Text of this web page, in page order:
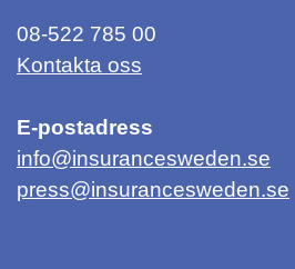
08-522 785 00
Kontakta oss
E-postadress
info@insurancesweden.se
press@insurancesweden.se